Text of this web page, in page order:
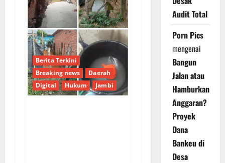
Berita Terkini
Breaking news
Daerah
Digital
Hukum Jambi
Audit Total
Porn Pics
mengenai
Bangun
Jalan atau
Hamburkan
Anggaran?
Proyek
Dana
Bankeu di
Desa